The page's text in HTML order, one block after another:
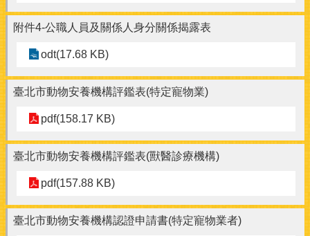
附件4-公職人員及關係人身分關係揭露表
odt(17.68 KB)
臺北市動物安養機構評鑑表(特定寵物業)
pdf(158.17 KB)
臺北市動物安養機構評鑑表(獸醫診療機構)
pdf(157.88 KB)
臺北市動物安養機構認證申請書(特定寵物業者)